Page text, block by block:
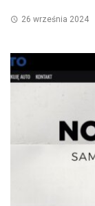
26 września 2024